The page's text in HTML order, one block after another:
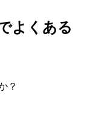
よくある
？